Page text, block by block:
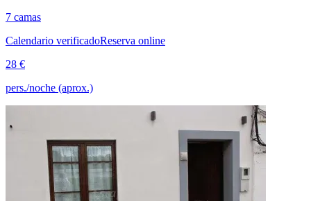
7 camas
Calendario verificadoReserva online
28 €
pers./noche (aprox.)